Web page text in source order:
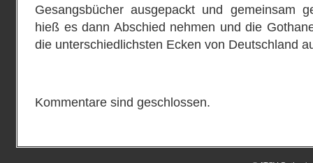
Gesangsbücher ausgepackt und gemeinsam
hieß es dann Abschied nehmen und die
die unterschiedlichsten Ecken von Deutschland
Kommentare sind geschlossen.